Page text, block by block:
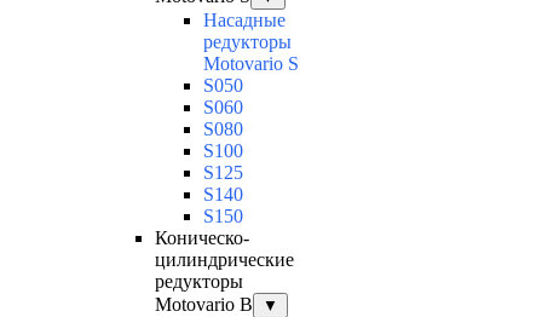
Насадные
редукторы
Motovario S
S050
S060
S080
S100
S125
S140
S150
Коническо-
цилиндрические
редукторы
Motovario B
▼